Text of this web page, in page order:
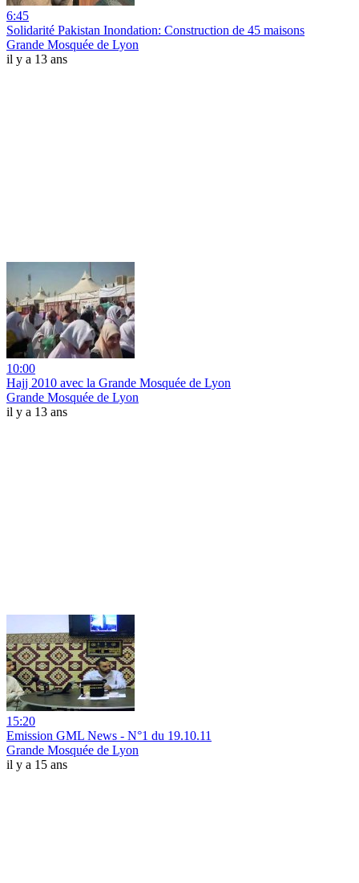
6:45
Solidarité Pakistan Inondation: Construction de 45 maisons
Grande Mosquée de Lyon
il y a 13 ans
10:00
Hajj 2010 avec la Grande Mosquée de Lyon
Grande Mosquée de Lyon
il y a 13 ans
15:20
Emission GML News - N°1 du 19.10.11
Grande Mosquée de Lyon
il y a 15 ans